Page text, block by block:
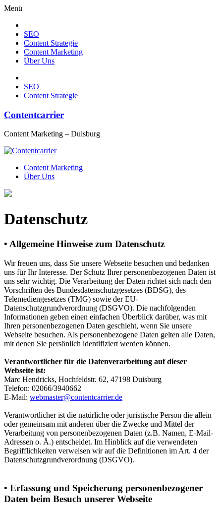
Menü
SEO
Content Strategie
Content Marketing
Über Uns
SEO
Content Strategie
Contentcarrier
Content Marketing – Duisburg
Content Marketing
Über Uns
Datenschutz
• Allgemeine Hinweise zum Datenschutz
Wir freuen uns, dass Sie unsere Webseite besuchen und bedanken
uns für Ihr Interesse. Der Schutz Ihrer personenbezogenen Daten ist
uns sehr wichtig. Die Verarbeitung der Daten richtet sich nach den
Vorschriften des Bundesdatenschutzgesetzes (BDSG), des
Telemediengesetzes (TMG) sowie der EU-
Datenschutzgrundverordnung (DSGVO). Die nachfolgenden
Informationen geben einen einfachen Überblick darüber, was mit
Ihren personenbezogenen Daten geschieht, wenn Sie unsere
Webseite besuchen. Als personenbezogene Daten gelten alle Daten,
mit denen Sie persönlich identifiziert werden können.
Verantwortlicher für die Datenverarbeitung auf dieser
Webseite ist:
Marc Hendricks, Hochfeldstr. 62, 47198 Duisburg
Telefon: 02066/3940662
E-Mail: webmaster@contentcarrier.de
Verantwortlicher ist die natürliche oder juristische Person die allein
oder gemeinsam mit anderen über die Zwecke und Mittel der
Verarbeitung von personenbezogenen Daten (z.B. Namen, E-Mail-
Adressen o. Ä.) entscheidet. Im Hinblick auf die verwendeten
Begrifflichkeiten verweisen wir auf die Definitionen im Art. 4 der
Datenschutzgrundverordnung (DSGVO).
• Erfassung und Speicherung personenbezogener
Daten beim Besuch unserer Webseite